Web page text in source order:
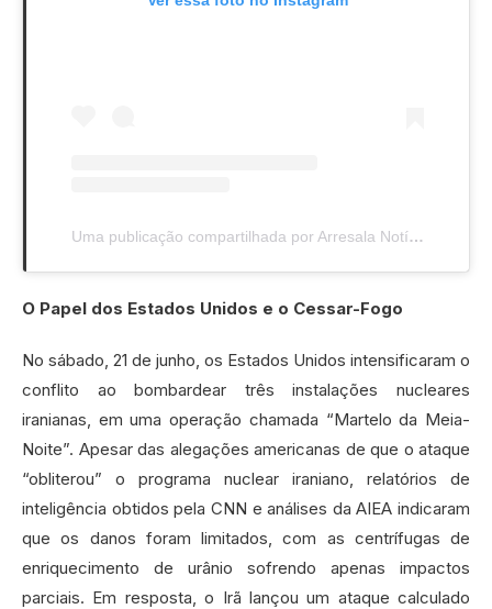
Uma publicação compartilhada por Arresala Notícias (@arresalanoticias)
O Papel dos Estados Unidos e o Cessar-Fogo
No sábado, 21 de junho, os Estados Unidos intensificaram o
conflito ao bombardear três instalações nucleares
iranianas, em uma operação chamada “Martelo da Meia-
Noite”. Apesar das alegações americanas de que o ataque
“obliterou” o programa nuclear iraniano, relatórios de
inteligência obtidos pela CNN e análises da AIEA indicaram
que os danos foram limitados, com as centrífugas de
enriquecimento de urânio sofrendo apenas impactos
parciais. Em resposta, o Irã lançou um ataque calculado